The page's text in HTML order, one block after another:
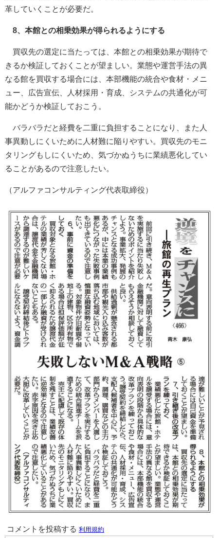
革していくことが必要だ。
8、本館との相乗効果が得られるようにする
買収先の選定に当たっては、本館との相乗効果が期待で
きるか検証しておくことが望ましい。業態や運営手法の異
なる館を買収する場合には、本部機能の統合や食材・メニ
ュー、広告宣伝、人材採用・育成、システムの共通化が可
能かどうか検証しておこう。
バラバラだと経費を二重に負担することになり、また人
事異動しにくいために人材難に陥りやすい。買収先のモニ
タリングもしにくいため、気づかぬうちに業績悪化してい
ることがあるので注意したい。
（アルファコンサルティング代表取締役）